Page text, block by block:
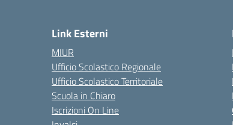
Link Esterni
MIUR
Ufficio Scolastico Regionale
Ufficio Scolastico Territoriale
Scuola in Chiaro
Iscrizioni On Line